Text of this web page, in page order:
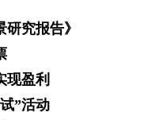
究报告》
现盈利
”活动